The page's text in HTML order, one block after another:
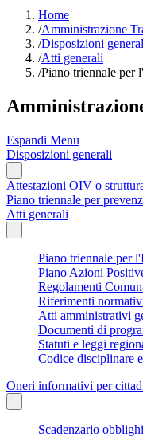
Home
/Amministrazione
/Disposizioni
/Atti generali
/Piano triennale per
Espandi Menu
Disposizioni generali
Attestazioni OIV o
Piano triennale per
Atti generali
Piano triennale per
Piano Azioni
Regolamenti
Riferimenti
Atti amministrativi
Documenti di
Statuti e leggi
Codice disciplinare
Oneri informativi per
Scadenzario